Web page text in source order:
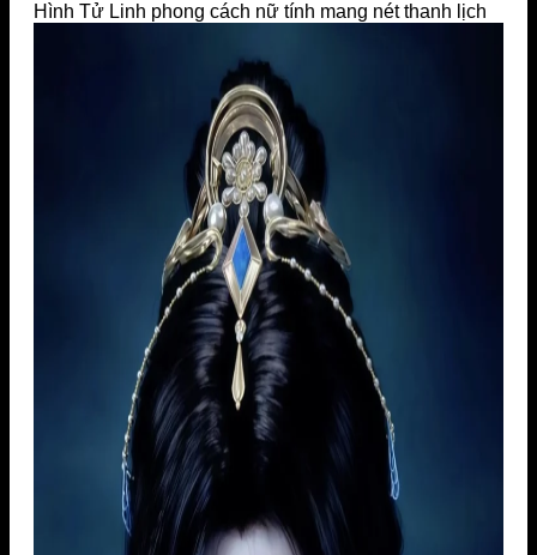
Hình Tử Linh phong cách nữ tính mang nét thanh lịch